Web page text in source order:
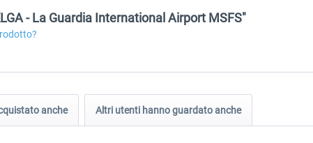
- La Guardia International Airport MSFS"
anche Altri utenti hanno guardato anche